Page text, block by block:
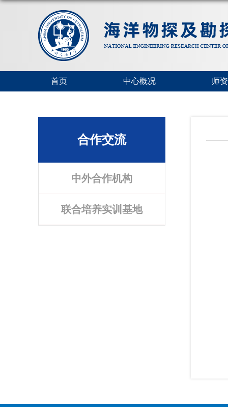
首页 中心概况 师
合作交流
中外合作机构
联合培养实训基地